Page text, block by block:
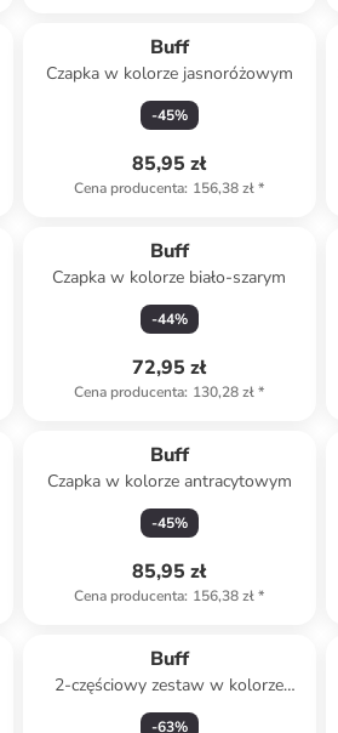
Buff
Czapka w kolorze jasnoróżowym
-45%
85,95 zł
Cena producenta: 156,38 zł*
Buff
Czapka w kolorze biało-szarym
-44%
72,95 zł
Cena producenta: 130,28 zł*
Buff
Czapka w kolorze antracytowym
-45%
85,95 zł
Cena producenta: 156,38 zł*
Buff
2-częściowy zestaw w kolorze
fioletowym
-63%